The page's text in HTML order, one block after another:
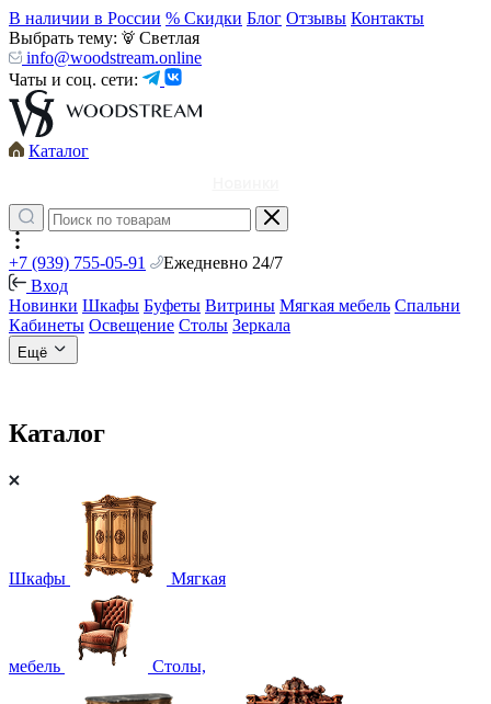
В наличии в России % Скидки Блог Отзывы Контакты
Выбрать тему:
Светлая
info@woodstream.online
Чаты и соц. сети:
Каталог
+7 (939) 755-05-91
Ежедневно 24/7
Вход
Новинки Шкафы Буфеты Витрины Мягкая мебель Спальни
Кабинеты Освещение Столы Зеркала
Ещё
Каталог
Шкафы Мягкая
мебель Столы,